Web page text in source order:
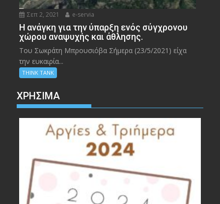
Σεπ 2, 2021 e-servia
Η ανάγκη για την ύπαρξη ενός σύγχρονου
χώρου αναψυχής και άθλησης.
Του Σωκράτη Μπρουσιόβα Σήμερα (23/5/2021) είχα
την ευκαιρία...
THINK TANK
ΧΡΉΣΙΜΑ